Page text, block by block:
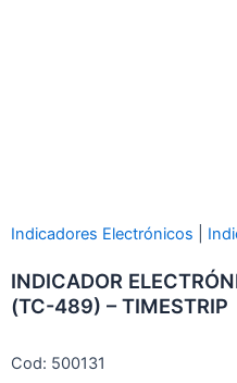
Indicadores Electrónicos
INDICADOR
(TC-489) – TIMESTRIP
Cod: 500131